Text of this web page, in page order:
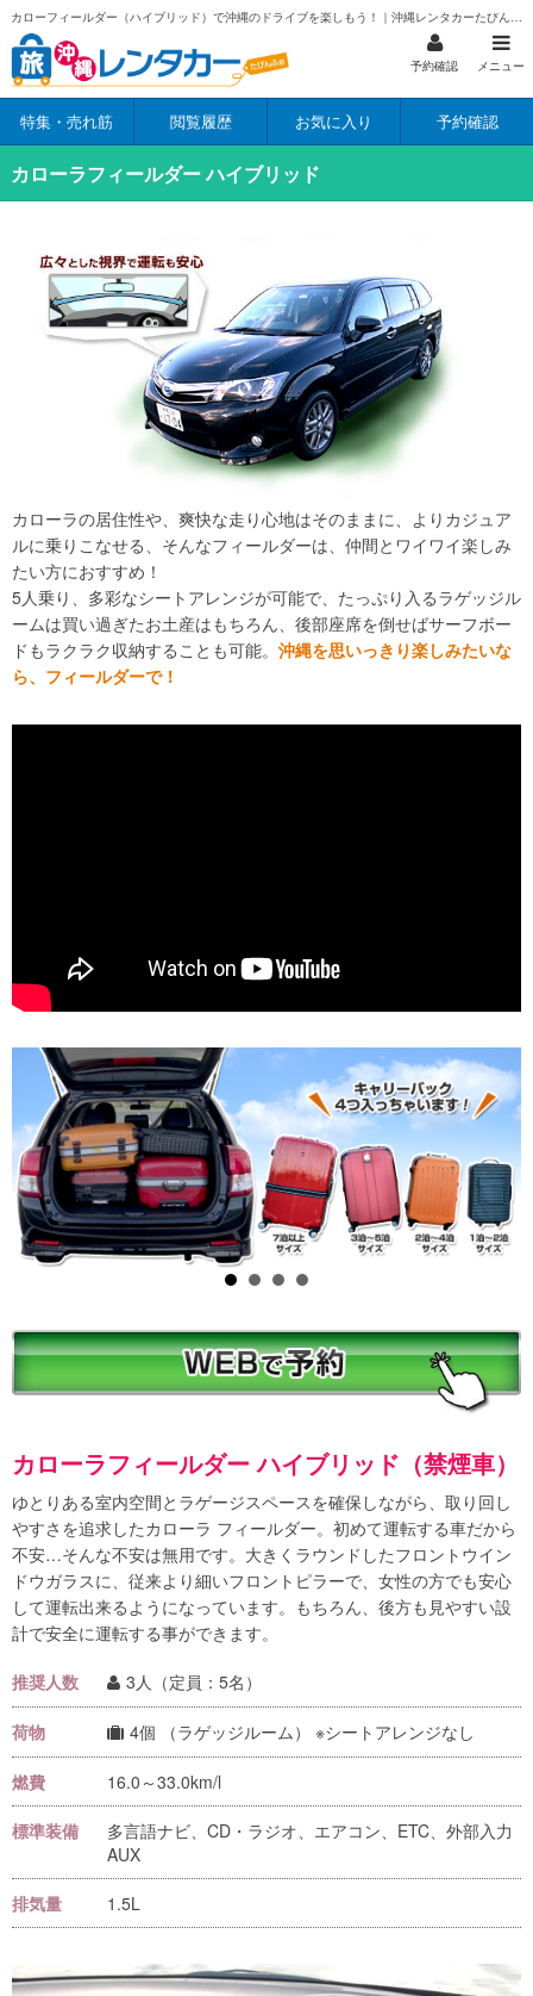
カローフィールダー（ハイブリッド）で沖縄のドライブを楽しもう！｜沖縄レンタカーたびんふぉ
予約確認 メニュー
特集・売れ筋 閲覧履歴 お気に入り 予約確認
カローラフィールダー ハイブリッド
カローラの居住性や、爽快な走り心地はそのままに、よりカジュア
ルに乗りこなせる、そんなフィールダーは、仲間とワイワイ楽しみ
たい方におすすめ！
5人乗り、多彩なシートアレンジが可能で、たっぷり入るラゲッジル
ームは買い過ぎたお土産はもちろん、後部座席を倒せばサーフボー
ドもラクラク収納することも可能。 沖縄を思いっきり楽しみたいな
ら、フィールダーで！
カローラフィールダー ハイブリッド（禁煙車）
ゆとりある室内空間とラゲージスペースを確保しながら、取り回し
やすさを追求したカローラ フィールダー。初めて運転する車だから
不安…そんな不安は無用です。大きくラウンドしたフロントウイン
ドウガラスに、従来より細いフロントピラーで、女性の方でも安心
して運転出来るようになっています。もちろん、後方も見やすい設
計で安全に運転する事ができます。
推奨人数 3人（定員：5名）
荷物 4個 （ラゲッジルーム） ※シートアレンジなし
燃費 16.0～33.0km/l
標準装備
多言語ナビ、CD・ラジオ、エアコン、ETC、外部入力
AUX
排気量 1.5L